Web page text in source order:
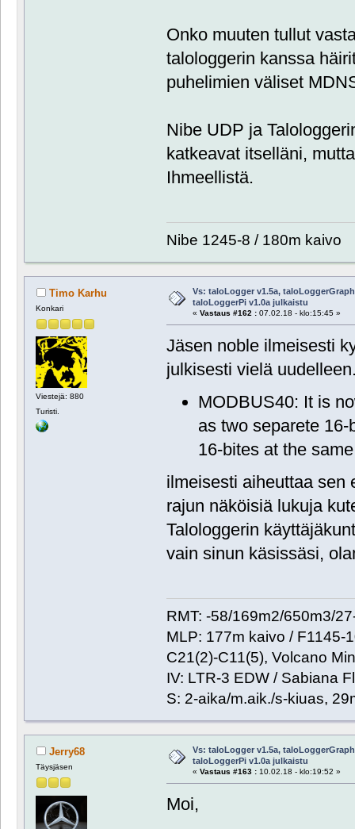
Onko muuten tullut
talologgerin kanssa
puhelimien väliset
Nibe UDP ja
katkeavat itselläni,
Ihmeellistä.
Nibe 1245-8 / 180m kaivo
Timo Karhu
Konkari
Viestejä: 880
Turisti.
Vs: taloLogger v1.5a, taloLoggerGraph
taloLoggerPi v1.0a julkaistu
« Vastaus #162 :07.02.18 - klo:15:45 »
Jäsen noble ilmeisesti
julkisesti vielä
MODBUS40: It is
as two separete
16-bites at the
ilmeisesti aiheuttaa sen
rajun näköisiä lukuja
Talologgerin
vain sinun käsissäsi,
RMT: -58/169m2/650m3/
MLP: 177m kaivo / F1145-
C21(2)-C11(5), Volcano
IV: LTR-3 EDW / Sabiana
S: 2-aika/m.aik./s-kiuas,
Jerry68
Täysjäsen
Vs: taloLogger v1.5a, taloLoggerGraph
taloLoggerPi v1.0a julkaistu
« Vastaus #163 :10.02.18 - klo:19:52 »
Moi,